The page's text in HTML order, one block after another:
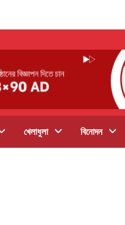
খেলাধুলা বিনোদন